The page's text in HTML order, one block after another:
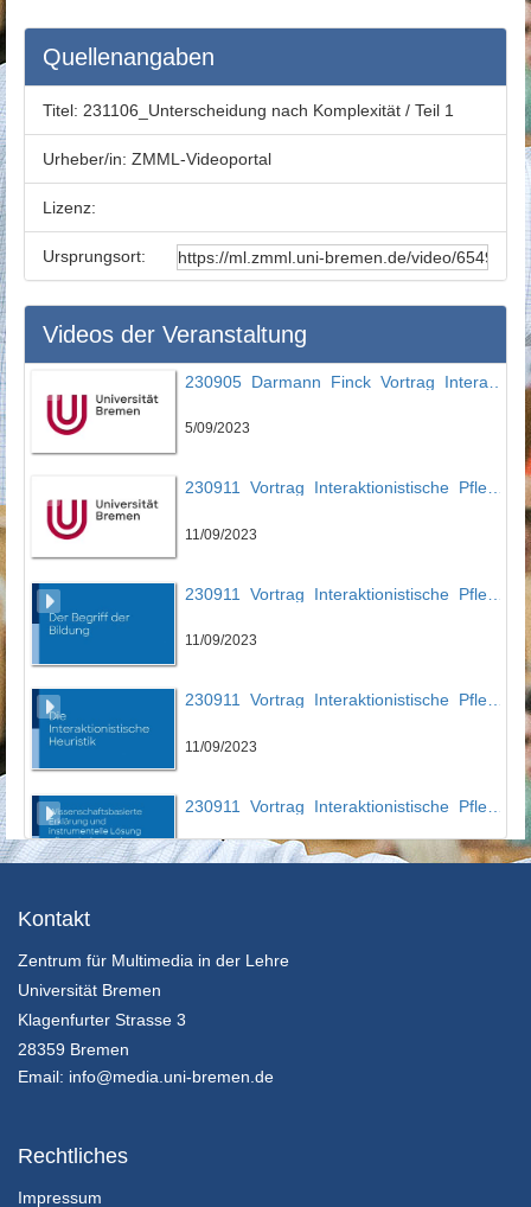
Quellenangaben
Titel: 231106_Unterscheidung nach Komplexität / Teil 1
Urheber/in: ZMML-Videoportal
Lizenz:
Ursprungsort:
Videos der Veranstaltung
5/09/2023
230911_Vortrag_Interaktionistische_Pflegedidaktik_Teil_1
11/09/2023
11/09/2023
230911_Vortrag_Interaktionistische_Pflegedidaktik_Teil_3
11/09/2023
11/09/2023
11/09/2023
Kontakt
Zentrum für Multimedia in der Lehre
Universität Bremen
Klagenfurter Strasse 3
28359 Bremen
Email: info@media.uni-bremen.de
Rechtliches
Impressum